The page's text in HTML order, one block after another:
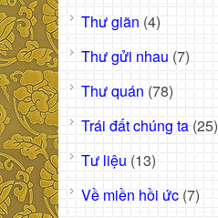
Thư giãn (4)
Thư gửi nhau (7)
Thư quán (78)
Trái đất chúng ta (25)
Tư liệu (13)
Về miền hồi ức (7)